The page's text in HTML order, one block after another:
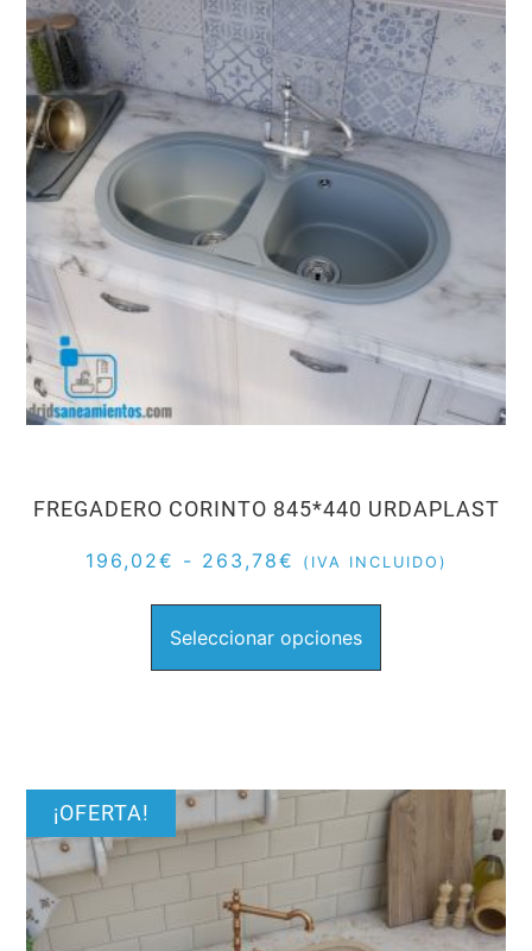
FREGADERO CORINTO 845*440 URDAPLAST
196,02€ - 263,78€ (IVA INCLUIDO)
Seleccionar opciones
¡OFERTA!